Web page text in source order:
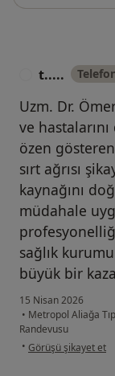
t.....
Uzm. Dr.
ve
özen
sırt ağrısı
kaynağını
müdahale
sağlık
büyük bir
15 Nisan 2026
• Metropol Aliağa
Randevusu
• kullanıcının
Görüşü şikayet et